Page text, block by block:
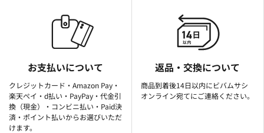
お支払いについて
クレジットカード・Amazon Pay・
楽天ぺイ・d払い・PayPay・代金引
換（現金）・コンビニ払い・Paid決
済・ポイント払いからお選びいただ
けます。
返品・交換について
商品到着後14日以内にビバムサシ
オンライン宛てにご連絡ください。